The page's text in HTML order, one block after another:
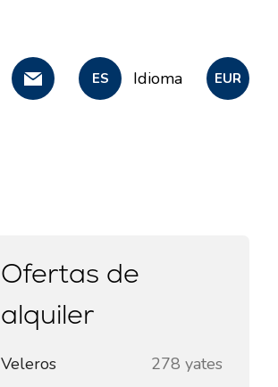
ES Idioma EUR
Ofertas de
alquiler
Veleros
278 yates